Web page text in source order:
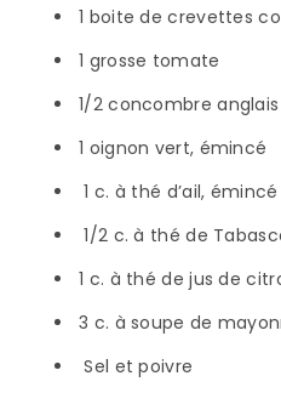
1 boite de crevettes
1 grosse tomate
1/2 concombre anglais
1 oignon vert, émincé
1 c. à thé d’ail, émincé
1/2 c. à thé de
1 c. à thé de jus de
3 c. à soupe de
Sel et poivre